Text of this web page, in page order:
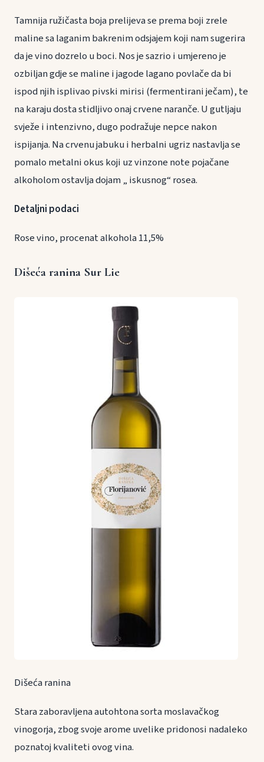
Tamnija ružičasta boja prelijeva se prema boji zrele
maline sa laganim bakrenim odsjajem koji nam sugerira
da je vino dozrelo u boci. Nos je sazrio i umjereno je
ozbiljan gdje se maline i jagode lagano povlače da bi
ispod njih isplivao pivski mirisi (fermentirani ječam), te
na karaju dosta stidljivo onaj crvene naranče. U gutljaju
svježe i intenzivno, dugo podražuje nepce nakon
ispijanja. Na crvenu jabuku i herbalni ugriz nastavlja se
pomalo metalni okus koji uz vinzone note pojačane
alkoholom ostavlja dojam „ iskusnog“ rosea.
Detaljni podaci
Rose vino, procenat alkohola 11,5%
Dišeća ranina Sur Lie
Dišeća ranina
Stara zaboravljena autohtona sorta moslavačkog
vinogorja, zbog svoje arome uvelike pridonosi nadaleko
poznatoj kvaliteti ovog vina.